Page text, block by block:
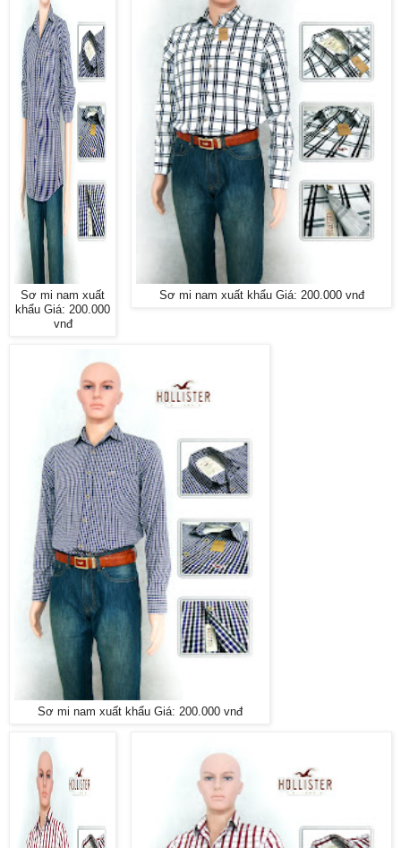
Sơ mi nam xuất khẩu Giá: 200.000 vnđ
Sơ mi nam xuất
khẩu Giá: 200.000
vnđ
Sơ mi nam xuất khẩu Giá: 200.000 vnđ